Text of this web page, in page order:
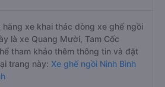
hãng xe khai thác dòng xe ghế ngồi
là xe Quang Mười, Tam Cốc
tham khảo thêm thông tin và đặt
trang này: Xe ghế ngồi Ninh Bình